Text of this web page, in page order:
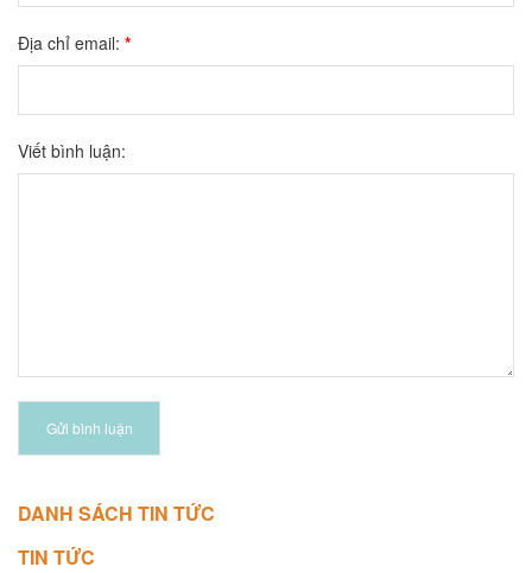
Địa chỉ email: *
Viết bình luận:
Gửi bình luận
DANH SÁCH TIN TỨC
TIN TỨC